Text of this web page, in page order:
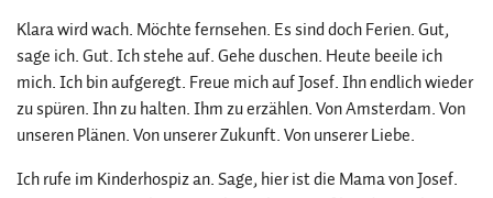
Klara wird wach. Möchte fernsehen. Es sind doch Ferien. Gut,
sage ich. Gut. Ich stehe auf. Gehe duschen. Heute beeile ich
mich. Ich bin aufgeregt. Freue mich auf Josef. Ihn endlich wieder
zu spüren. Ihn zu halten. Ihm zu erzählen. Von Amsterdam. Von
unseren Plänen. Von unserer Zukunft. Von unserer Liebe.
Ich rufe im Kinderhospiz an. Sage, hier ist die Mama von Josef.